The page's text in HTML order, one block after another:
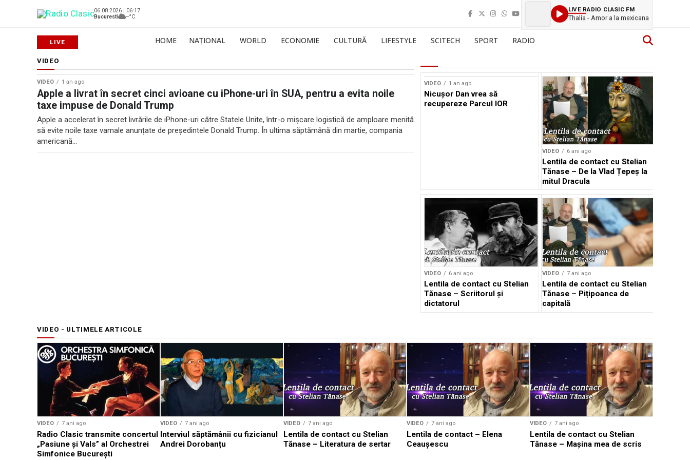
06.08.2026 | 06:17
Bucuresti
--°C
LIVE RADIO CLASIC FM
Thalía - Amor a la mexicana
HOME NAȚIONAL WORLD ECONOMIE CULTURĂ LIFESTYLE SCITECH SPORT RADIO
VIDEO
VIDEO 1 an ago
Apple a livrat în secret cinci avioane cu iPhone-uri în SUA, pentru a evita noile
taxe impuse de Donald Trump
Apple a accelerat în secret livrările de iPhone-uri către Statele Unite, într-o mișcare logistică de amploare menită
să evite noile taxe vamale anunțate de președintele Donald Trump. În ultima săptămână din martie, compania
americană...
VIDEO 1 an ago
Nicușor Dan vrea să
recupereze Parcul IOR
VIDEO 6 ani ago
Lentila de contact cu Stelian
Tănase – De la Vlad Țepeș la
mitul Dracula
VIDEO 6 ani ago
Lentila de contact cu Stelian
Tănase – Scriitorul și
dictatorul
VIDEO 7 ani ago
Lentila de contact cu Stelian
Tănase – Pițipoanca de
capitală
VIDEO - ULTIMELE ARTICOLE
VIDEO 7 ani ago
Radio Clasic transmite concertul
„Pasiune și Vals” al Orchestrei
Simfonice București
VIDEO 7 ani ago
Interviul săptămânii cu fizicianul
Andrei Dorobanțu
VIDEO 7 ani ago
Lentila de contact cu Stelian
Tănase – Literatura de sertar
VIDEO 7 ani ago
Lentila de contact – Elena
Ceaușescu
VIDEO 7 ani ago
Lentila de contact cu Stelian
Tănase – Mașina mea de scris